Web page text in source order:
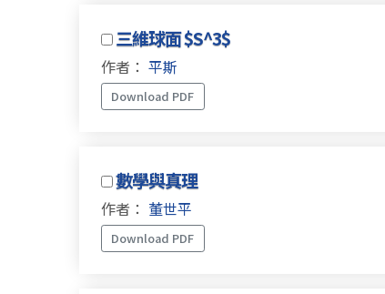
三維球面 $S^3$
作者： 平斯
Download PDF
數學與真理
作者： 董世平
Download PDF